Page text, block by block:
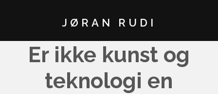
JØRAN RUDI
Er ikke kunst og
teknologi en